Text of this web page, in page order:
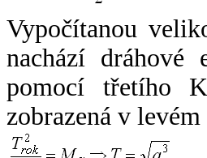
Vypočítanou
nachází
pomocí třetího
zobrazená v